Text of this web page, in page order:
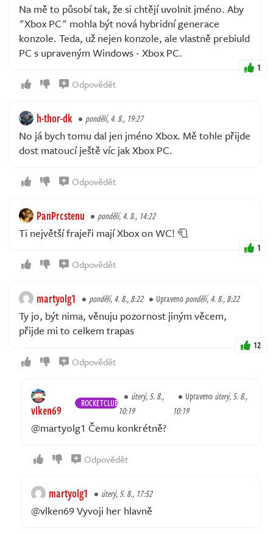
Na mě to působí tak, že si chtějí uvolnit jméno. Aby
"Xbox PC" mohla být nová hybridní generace
konzole. Teda, už nejen konzole, ale vlastně prebiuld
PC s upraveným Windows - Xbox PC.
1
Odpovědět
h-thor-dk pondělí, 4. 8., 19:27
No já bych tomu dal jen jméno Xbox. Mě tohle přijde
dost matoucí ještě víc jak Xbox PC.
Odpovědět
PanPrcstenu pondělí, 4. 8., 14:22
Ti největší frajeři mají Xbox on WC! 🧻
1
Odpovědět
martyolg1 pondělí, 4. 8., 8:22 Upravenopondělí, 4. 8., 8:22
Ty jo, být nima, věnuju pozornost jiným věcem,
přijde mi to celkem trapas
12
Odpovědět
vlken69 ROCKETCLUB
úterý, 5. 8.,
10:19
Upravenoúterý, 5. 8.,
10:19
@martyolg1 Čemu konkrétně?
Odpovědět
martyolg1 úterý, 5. 8., 17:52
@vlken69 Vyvoji her hlavně